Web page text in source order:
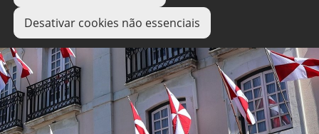
Desativar cookies não essenciais
links úteis